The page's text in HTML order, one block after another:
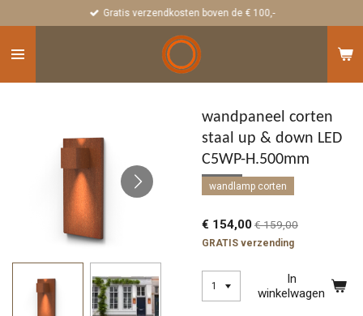
naar
hoofdinhoud
Gratis verzendkosten boven de € 100,-
wandpaneel corten
staal up & down LED
C5WP-H.500mm
wandlamp corten
€ 154,00€ 159,00
GRATIS verzending
In
winkelwagen